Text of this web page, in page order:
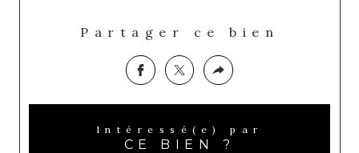
Partager ce bien
Intéressé(e) par
CE BIEN ?